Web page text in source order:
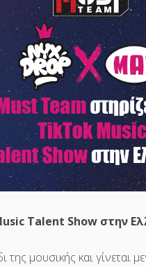
Talent Show στην
της μουσικής και